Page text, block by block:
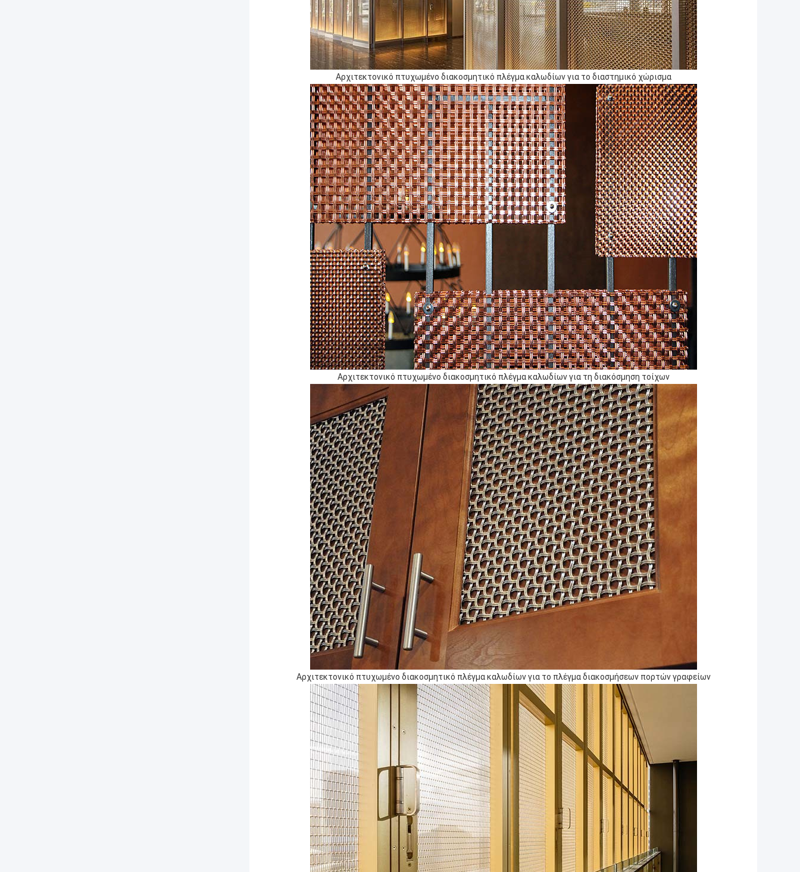
Αρχιτεκτονικό πτυχωμένο διακοσμητικό πλέγμα καλωδίων για το διαστημικό χώρισμα
Αρχιτεκτονικό πτυχωμένο διακοσμητικό πλέγμα καλωδίων για τη διακόσμηση τοίχων
Αρχιτεκτονικό πτυχωμένο διακοσμητικό πλέγμα καλωδίωνγια το πλέγμα διακοσμήσεωνπορτώνγραφείων